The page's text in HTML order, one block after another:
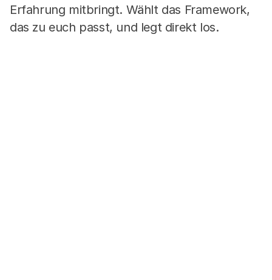
Erfahrung mitbringt. Wählt das Framework,
das zu euch passt, und legt direkt los.